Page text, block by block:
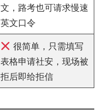
文，路考也可请求慢速
英文口令
很简单，只需填写
表格申请社安，现场被
拒后即给拒信